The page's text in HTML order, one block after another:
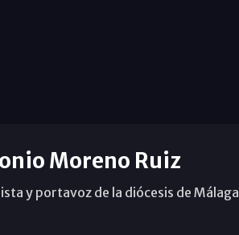
Moreno Ruiz
y portavoz de la diócesis de Málaga